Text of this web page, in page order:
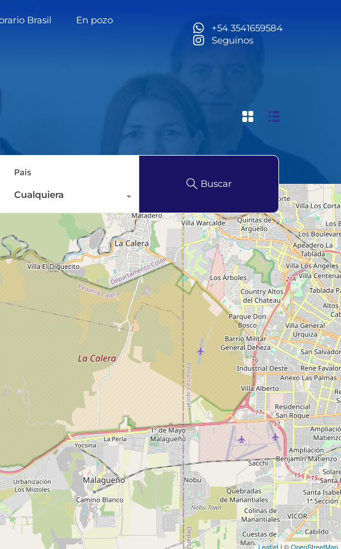
Alquiler Anual Alquiler temporario Brasil En pozo
Brasil En pozo
+54 3541659584
Seguinos
País
Cualquiera
Buscar
Leaflet| ©OpenStreetMap